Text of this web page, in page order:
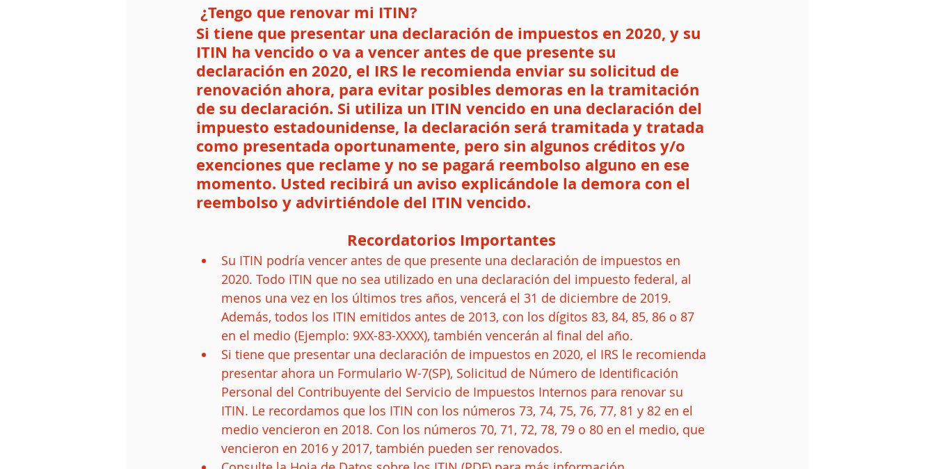
¿Tengo que renovar mi ITIN?
Si tiene que presentar una declaración de impuestos en 2020, y su
ITIN ha vencido o va a vencer antes de que presente su
declaración en 2020, el IRS le recomienda enviar su solicitud de
renovación ahora, para evitar posibles demoras en la tramitación
de su declaración. Si utiliza un ITIN vencido en una declaración del
impuesto estadounidense, la declaración será tramitada y tratada
como presentada oportunamente, pero sin algunos créditos y/o
exenciones que reclame y no se pagará reembolso alguno en ese
momento. Usted recibirá un aviso explicándole la demora con el
reembolso y advirtiéndole del ITIN vencido.
Recordatorios Importantes
Su ITIN podría vencer antes de que presente una declaración de impuestos en
2020. Todo ITIN que no sea utilizado en una declaración del impuesto federal, al
menos una vez en los últimos tres años, vencerá el 31 de diciembre de 2019.
Además, todos los ITIN emitidos antes de 2013, con los dígitos 83, 84, 85, 86 o 87
en el medio (Ejemplo: 9XX-83-XXXX), también vencerán al final del año.
Si tiene que presentar una declaración de impuestos en 2020, el IRS le recomienda
presentar ahora un Formulario W-7(SP), Solicitud de Número de Identificación
Personal del Contribuyente del Servicio de Impuestos Internos para renovar su
ITIN. Le recordamos que los ITIN con los números 73, 74, 75, 76, 77, 81 y 82 en el
medio vencieron en 2018. Con los números 70, 71, 72, 78, 79 o 80 en el medio, que
vencieron en 2016 y 2017, también pueden ser renovados.